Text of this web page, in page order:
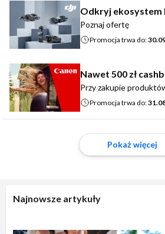
Odkryj ekosystem
Poznaj ofertę
Promocja trwa do:
Nawet 500 zł
Przy zakupie
Promocja trwa do:
Pokaż więcej
Najnowsze artykuły